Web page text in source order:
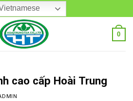
0
cao cấp Hoài Trung